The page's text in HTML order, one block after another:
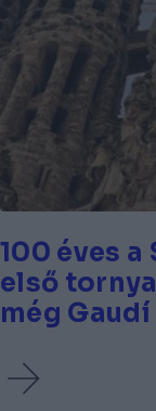
100 éves a
első
még